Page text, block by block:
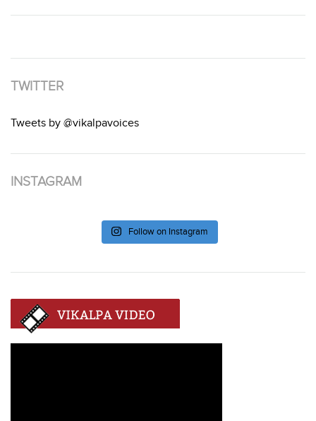
TWITTER
Tweets by @vikalpavoices
INSTAGRAM
Follow on Instagram